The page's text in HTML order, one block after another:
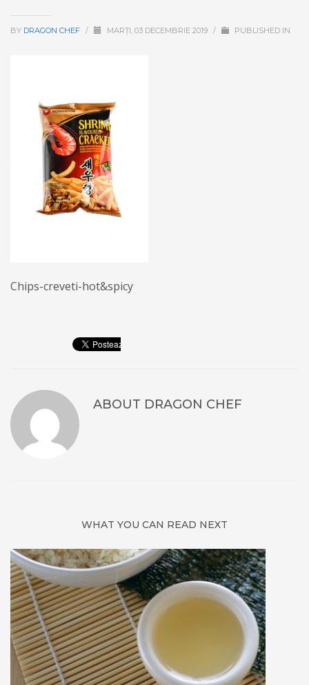
BY DRAGON CHEF / MARȚI, 03 DECEMBRIE 2019 / PUBLISHED IN
Chips-creveti-hot&spicy
ABOUT DRAGON CHEF
WHAT YOU CAN READ NEXT